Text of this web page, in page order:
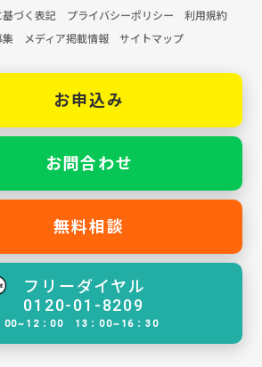
づく表記 プライバシーポリシー
利用規約
集 メディア掲載情報 サイトマップ
お申込み
お問合わせ
無料相談
フリーダイヤル
0120-01-8209
00~12：00 13：00~16：30